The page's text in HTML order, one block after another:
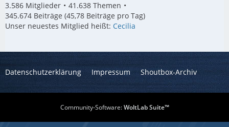
3.586 Mitglieder
41.638 Themen
345.674 Beiträge (45,78 Beiträge pro Tag)
Unser neuestes Mitglied heißt: Cecilia
Datenschutzerklärung Impressum Shoutbox-Archiv
Community-Software:WoltLab Suite™